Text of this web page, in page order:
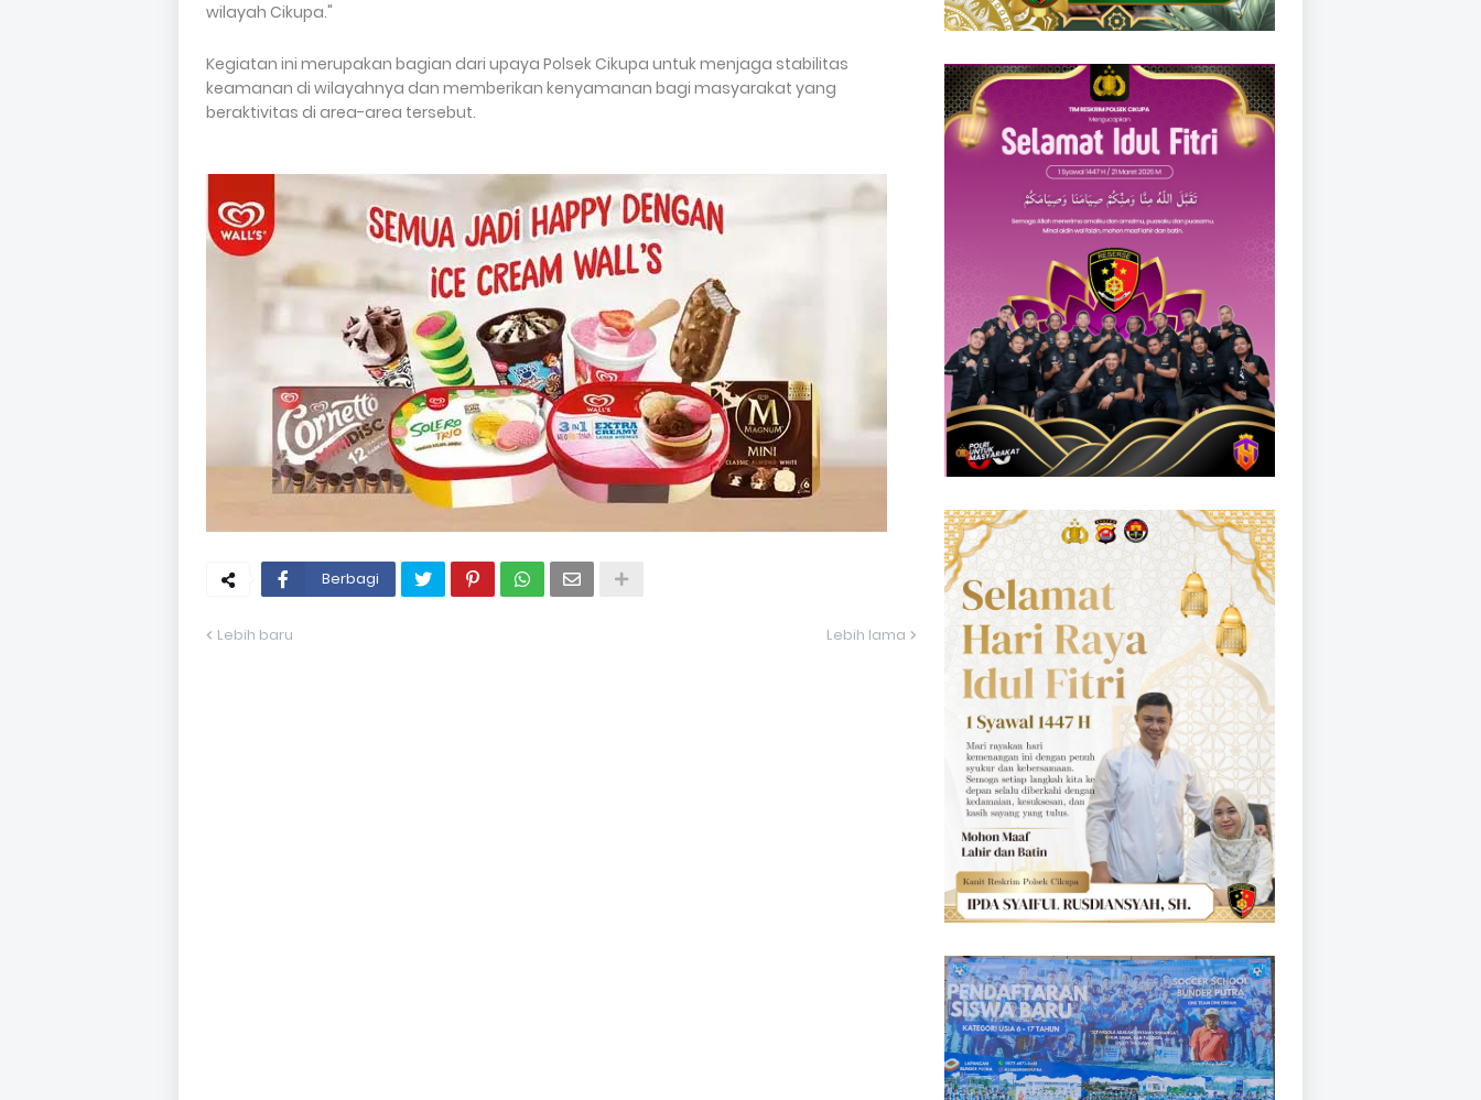
wilayah Cikupa."
Kegiatan ini merupakan bagian dari upaya Polsek Cikupa untuk menjaga stabilitas
keamanan di wilayahnya dan memberikan kenyamanan bagi masyarakat yang
beraktivitas di area-area tersebut.
Berbagi
Lebih baru Lebih lama